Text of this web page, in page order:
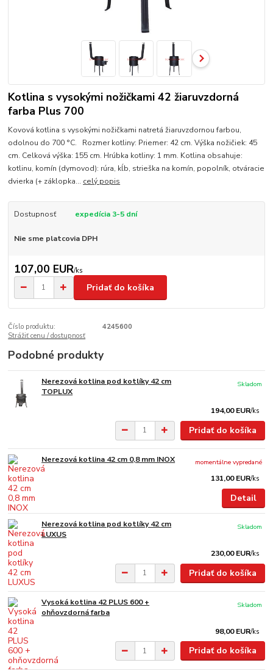
Kotlina s vysokými nožičkami 42 žiaruvzdorná
farba Plus 700
Kovová kotlina s vysokými nožičkami natretá žiaruvzdornou farbou,
odolnou do 700 °C. Rozmer kotliny: Priemer: 42 cm. Výška nožičiek: 45
cm. Celková výška: 155 cm. Hrúbka kotliny: 1 mm. Kotlina obsahuje:
kotlinu, komín (dymovod): rúra, kĺb, strieška na komín, popolník, otváracie
dvierka (+ záklopka... celý popis
Dostupnosť expedícia 3-5 dní
Nie sme platcovia DPH
107,00 EUR/ks
Pridať do košíka
Číslo produktu:
4245600
Strážiť cenu / dostupnosť
Podobné produkty
Nerezová kotlina pod kotlíky 42 cm
TOPLUX
194,00 EUR/ks
Skladom
Pridať do košíka
Nerezová kotlina 42 cm 0,8 mm INOX
131,00 EUR/ks
momentálne vypredané
Detail
Nerezová kotlina pod kotlíky 42 cm
LUXUS
230,00 EUR/ks
Skladom
Pridať do košíka
Vysoká kotlina 42 PLUS 600 +
ohňovzdorná farba
98,00 EUR/ks
Skladom
Pridať do košíka